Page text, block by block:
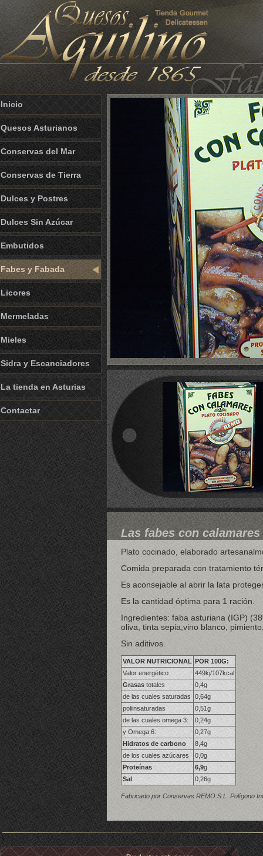
Las fabes con calamares
Plato cocinado, elaborado
Comida preparada con tratamiento
Es aconsejable al abrir la lata
Es la cantidad óptima para 1 ración.
Ingredientes: faba asturiana (IGP)
oliva, tinta sepia,vino blanco,
Sin aditivos.
VALOR NUTRICIONAL POR 100G:
Valor energético
449kj/107kcal
Grasas totales
0,4g
de las cuales saturadas
0,64g
poliinsaturadas
0,51g
de las cuales omega 3:
0,24g
y Omega 6:
0,27g
Hidratos de carbono
8,4g
de los cuales azúcares
0,0g
Proteínas
6,9g
Sal
0,26g
Fabricado por Conservas REMO S.L. Polígono
Inicio
Quesos Asturianos
Conservas del Mar
Conservas de Tierra
Dulces y Postres
Dulces Sin Azúcar
Embutidos
Fabes y Fabada
Licores
Mermeladas
Mieles
Sidra y Escanciadores
La tienda en Asturias
Contactar